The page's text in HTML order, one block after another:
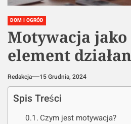
DOM I OGRÓD
Motywacja
element
Redakcja 15 Grudnia, 2024
Spis Treści
Czym jest motywacja?